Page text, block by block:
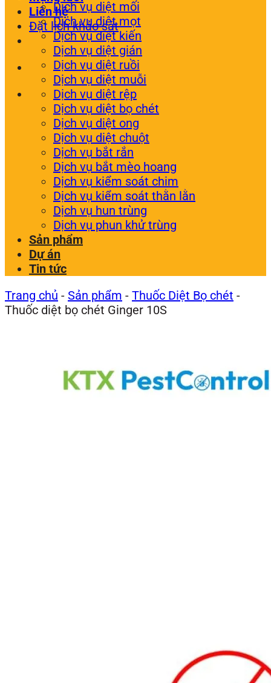
Liên hệ
Đặt lịch khảo sát
Dịch vụ diệt mối
Dịch vụ diệt mọt
Dịch vụ diệt kiến
Dịch vụ diệt gián
Dịch vụ diệt ruồi
Dịch vụ diệt muỗi
Dịch vụ diệt rệp
Dịch vụ diệt bọ chét
Dịch vụ diệt ong
Dịch vụ diệt chuột
Dịch vụ bắt rắn
Dịch vụ bắt mèo hoang
Dịch vụ kiểm soát chim
Dịch vụ kiểm soát thằn lằn
Dịch vụ hun trùng
Dịch vụ phun khử trùng
Sản phẩm
Dự án
Tin tức
Trang chủ - Sản phẩm - Thuốc Diệt Bọ chét -
Thuốc diệt bọ chét Ginger 10S